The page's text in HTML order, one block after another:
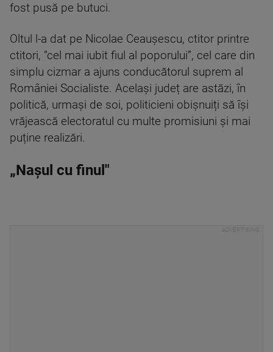
fost pusă pe butuci.
Oltul l-a dat pe Nicolae Ceaușescu, ctitor printre
ctitori, ”cel mai iubit fiul al poporului”, cel care din
simplu cizmar a ajuns conducătorul suprem al
României Socialiste. Același județ are astăzi, în
politică, urmași de soi, politicieni obișnuiți să își
vrăjească electoratul cu multe promisiuni și mai
puține realizări.
„Nașul cu finul"